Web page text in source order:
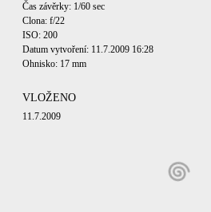
Čas závěrky: 1/60 sec
Clona: f/22
ISO: 200
Datum vytvoření: 11.7.2009 16:28
Ohnisko: 17 mm
VLOŽENO
11.7.2009